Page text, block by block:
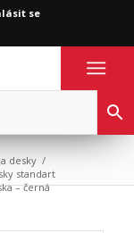
se
desky /
standart
– černá